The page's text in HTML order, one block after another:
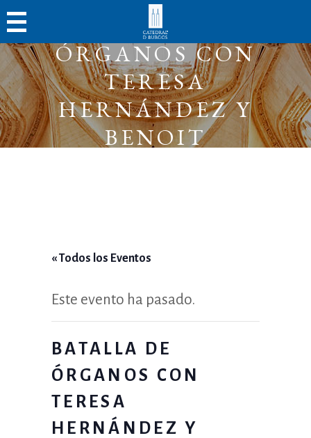
BATALLA DE
ÓRGANOS CON
TERESA
HERNÁNDEZ Y
BENOIT
« Todos los Eventos
Este evento ha pasado.
BATALLA DE
ÓRGANOS CON
TERESA
HERNÁNDEZ Y